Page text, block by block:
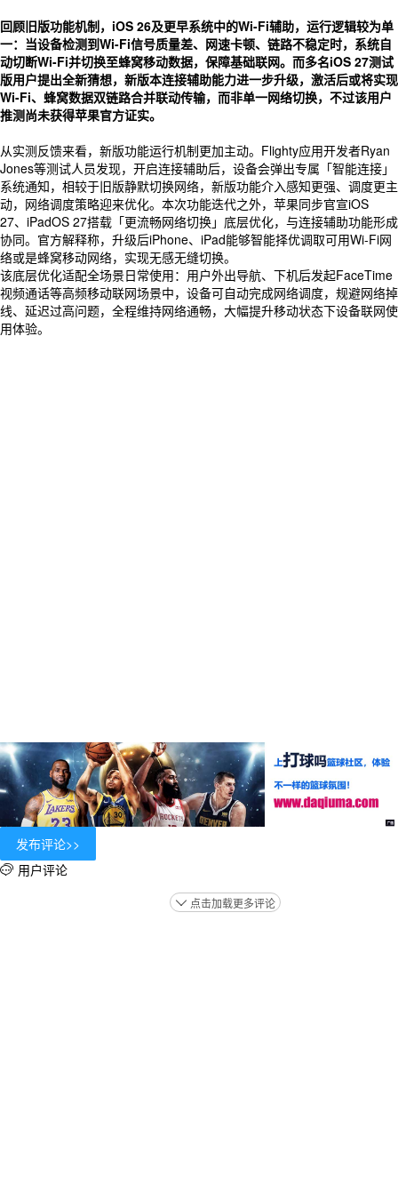
回顾旧版功能机制，iOS 26及更早系统中的Wi-Fi辅助，运行逻辑较为单
一：当设备检测到Wi-Fi信号质量差、网速卡顿、链路不稳定时，系统自
动切断Wi-Fi并切换至蜂窝移动数据，保障基础联网。而多名iOS 27测试
版用户提出全新猜想，新版本连接辅助能力进一步升级，激活后或将实现
Wi-Fi、蜂窝数据双链路合并联动传输，而非单一网络切换，不过该用户
推测尚未获得苹果官方证实。
从实测反馈来看，新版功能运行机制更加主动。Flighty应用开发者Ryan
Jones等测试人员发现，开启连接辅助后，设备会弹出专属「智能连接」
系统通知，相较于旧版静默切换网络，新版功能介入感知更强、调度更主
动，网络调度策略迎来优化。本次功能迭代之外，苹果同步官宣iOS
27、iPadOS 27搭载「更流畅网络切换」底层优化，与连接辅助功能形成
协同。官方解释称，升级后iPhone、iPad能够智能择优调取可用Wi-Fi网
络或是蜂窝移动网络，实现无感无缝切换。
该底层优化适配全场景日常使用：用户外出导航、下机后发起FaceTime
视频通话等高频移动联网场景中，设备可自动完成网络调度，规避网络掉
线、延迟过高问题，全程维持网络通畅，大幅提升移动状态下设备联网使
用体验。
 用户评论
 点击加载更多评论